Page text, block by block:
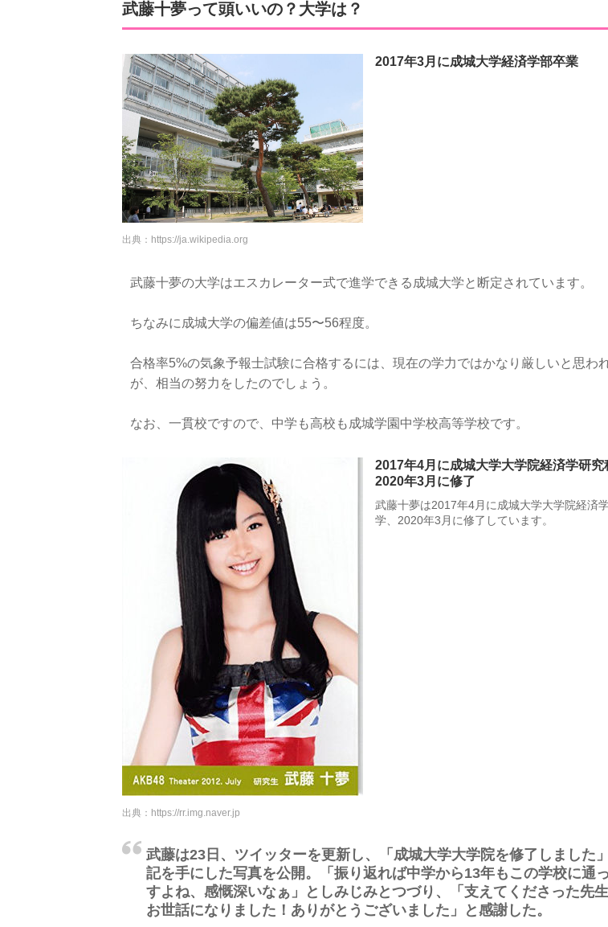
武藤十夢って頭いいの？大学は？
2017年3月に成城大学経済学部卒業
出典： https://ja.wikipedia.org
武藤十夢の大学はエスカレーター式で進学できる成城大学と断定されています。
ちなみに成城大学の偏差値は55〜56程度。
合格率5%の気象予報士試験に合格するには、現在の学力ではかなり厳しいと思わ
が、相当の努力をしたのでしょう。
なお、一貫校ですので、中学も高校も成城学園中学校高等学校です。
2017年4月に成城大学大学院経済学研究
2020年3月に修了
武藤十夢は2017年4月に成城大学大学院経済
学、2020年3月に修了しています。
出典： https://rr.img.naver.jp
武藤は23日、ツイッターを更新し、「成城大学大学院を修了しました
記を手にした写真を公開。「振り返れば中学から13年もこの学校に通
すよね、感慨深いなぁ」としみじみとつづり、「支えてくださった先
お世話になりました！ありがとうございました」と感謝した。